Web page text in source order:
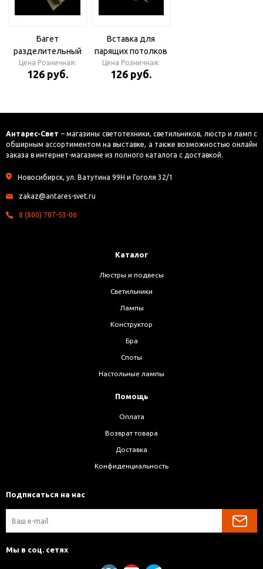
Багет
разделительный
ArtFolio ПВХ 2,5м
(50м в упаковке)
Цена Розничная:
126 руб.
Вставка для
парящих потолков
(100м в упаковке)
Цена Розничная:
126 руб.
Антарес-Свет – магазины светотехники, светильников, люстр и ламп с
обширным ассортиментом на выставке, а также возможностью онлайн
заказа в интернет-магазине из полного каталога с доставкой.
Новосибирск, ул. Ватутина 99Н и Гоголя 32/1
zakaz@antares-svet.ru
8 (800) 707-53-06
Каталог
Люстры и подвесы
Светильники
Лампы
Конструктор
Бра
Споты
Настольные лампы
Помощь
Оплата
Возврат товара
Доставка
Конфиденциальность
Подписаться на нас
Мы в соц. сетях